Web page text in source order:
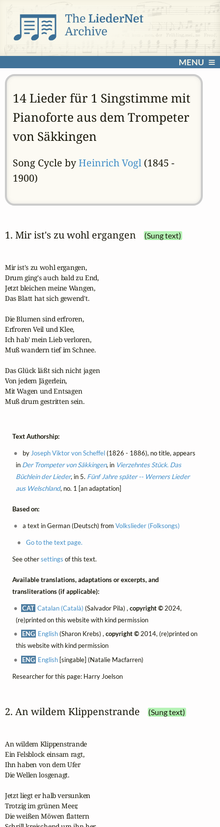
MENU
14 Lieder für 1 Singstimme mit
Pianoforte aus dem Trompeter
von Säkkingen
Song Cycle byHeinrich Vogl(1845 -
1900)
1. Mir ist's zu wohl ergangen (Sung text)
Mir ist's zu wohl ergangen,
Drum ging's auch bald zu End,
Jetzt bleichen meine Wangen,
Das Blatt hat sich gewend't.
Die Blumen sind erfroren,
Erfroren Veil und Klee,
Ich hab' mein Lieb verloren,
Muß wandern tief im Schnee.
Das Glück läßt sich nicht jagen
Von jedem Jägerlein,
Mit Wagen und Entsagen
Muß drum gestritten sein.
Text Authorship:
by Joseph Viktor von Scheffel(1826 - 1886), no title, appears
in Der Trompeter von Säkkingen, in Vierzehntes Stück. Das
Büchlein der Lieder, in 5. Fünf Jahre später -- Werners Lieder
aus Welschland, no. 1 [an adaptation]
Based on:
a text in German (Deutsch) from Volkslieder (Folksongs)
Go to the text page.
See othersettings of this text.
Available translations, adaptations or excerpts, and
transliterations (if applicable):
CAT Catalan (Català) (Salvador Pila) ,copyright ©2024,
(re)printed on this website with kind permission
ENG English(Sharon Krebs) ,copyright ©2014, (re)printed on
this website with kind permission
ENG English [singable] (Natalie Macfarren)
Researcher for this page: Harry Joelson
2. An wildem Klippenstrande (Sung text)
An wildem Klippenstrande
Ein Felsblock einsam ragt,
Ihn haben von dem Ufer
Die Wellen losgenagt.
Jetzt liegt er halb versunken
Trotzig im grünen Meer,
Die weißen Möwen flattern